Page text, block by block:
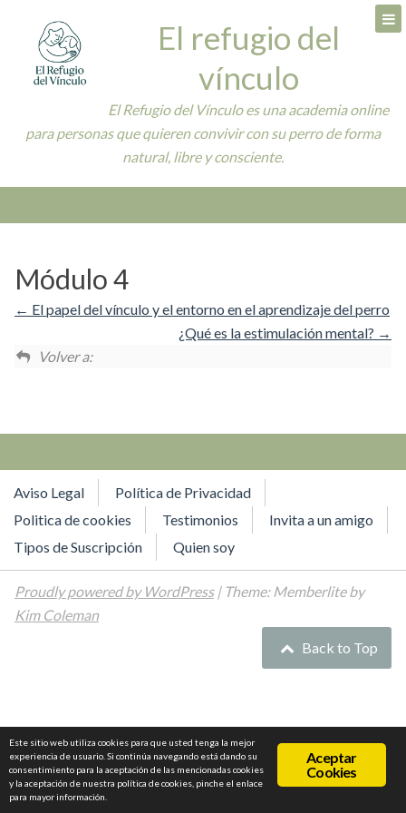
content
El refugio del
vínculo
El Refugio del Vínculo es una academia online
para personas que quieren convivir con su perro de forma
natural, libre y consciente.
Módulo 4
El papel del vínculo y el entorno en el aprendizaje del perro
¿Qué es la estimulación mental?
Volver a:
Aviso Legal
Política de Privacidad
Politica de cookies
Testimonios
Invita a un amigo
Tipos de Suscripción
Quien soy
Proudly powered by WordPress| Theme: Memberlite by
Kim Coleman
Back to Top
Aceptar
Cookies
Este sitio web utiliza cookies para que usted tenga la mejor
experiencia de usuario. Si continúa navegando está dando su
consentimiento para la aceptación de las mencionadas cookies
y la aceptación de nuestra política de cookies, pinche el enlace
para mayor información.